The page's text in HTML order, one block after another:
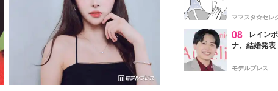
ママスタ☆セレ
08
レイン
ナ、結婚発
点変更のため
モデルプレス